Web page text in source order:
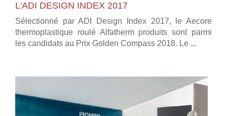
L'ADI DESIGN INDEX 2017
Sélectionné par ADI Design Index 2017, le Aecore
thermoplastique roulé Alfatherm produits sont parmi
les candidats au Prix Golden Compass 2018. Le ...